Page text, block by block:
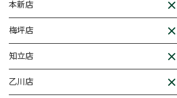
本新店
梅坪店
知立店
乙川店